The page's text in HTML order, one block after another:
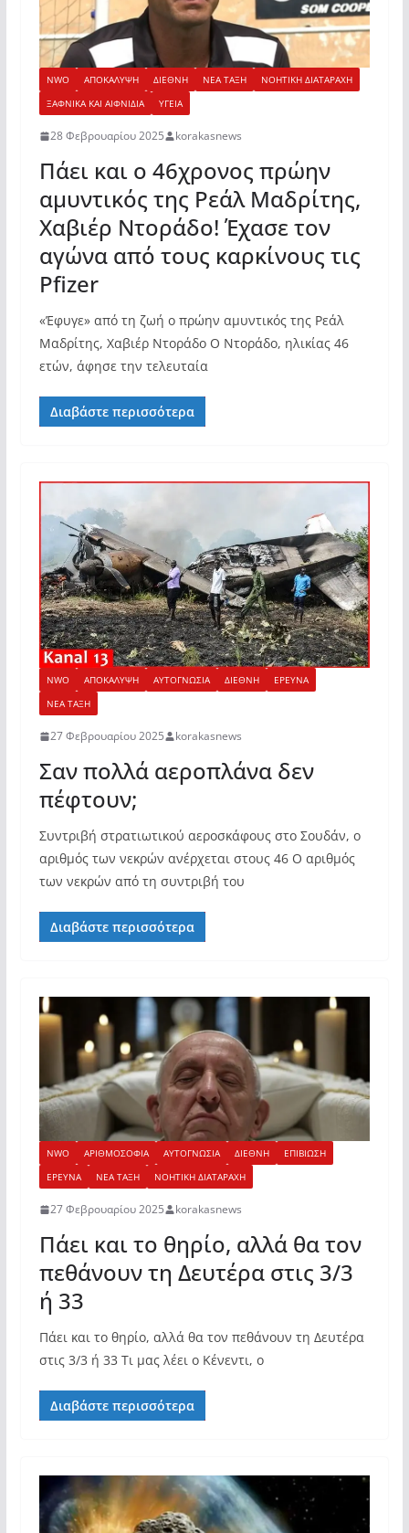
NWO ΑΠΟΚΑΛΥΨΗ ΔΙΕΘΝΗ ΝΕΑ ΤΑΞΗ
ΝΟΗΤΙΚΗ ΔΙΑΤΑΡΑΧΗ
ΞΑΦΝΙΚΑ ΚΑΙ ΑΙΦΝΙΔΙΑ
ΥΓΕΙΑ
28 Φεβρουαρίου 2025 korakasnews
Πάει και ο 46χρονος πρώην
αμυντικός της Ρεάλ Μαδρίτης,
Χαβιέρ Ντοράδο! Έχασε τον
αγώνα από τους καρκίνους τις
Pfizer
«Έφυγε» από τη ζωή ο πρώην αμυντικός της Ρεάλ
Μαδρίτης, Χαβιέρ Ντοράδο Ο Ντοράδο, ηλικίας 46
ετών, άφησε την τελευταία
Διαβάστε περισσότερα
NWO ΑΠΟΚΑΛΥΨΗ ΑΥΤΟΓΝΩΣΙΑ ΔΙΕΘΝΗ
ΕΡΕΥΝΑ
ΝΕΑ ΤΑΞΗ
27 Φεβρουαρίου 2025 korakasnews
Σαν πολλά αεροπλάνα δεν
πέφτουν;
Συντριβή στρατιωτικού αεροσκάφους στο Σουδάν, ο
αριθμός των νεκρών ανέρχεται στους 46 Ο αριθμός
των νεκρών από τη συντριβή του
Διαβάστε περισσότερα
NWO ΑΡΙΘΜΟΣΟΦΙΑ ΑΥΤΟΓΝΩΣΙΑ ΔΙΕΘΝΗ
ΕΠΙΒΙΩΣΗ
ΕΡΕΥΝΑ
ΝΕΑ ΤΑΞΗ ΝΟΗΤΙΚΗ ΔΙΑΤΑΡΑΧΗ
27 Φεβρουαρίου 2025 korakasnews
Πάει και το θηρίο, αλλά θα τον
πεθάνουν τη Δευτέρα στις 3/3
ή 33
Πάει και το θηρίο, αλλά θα τον πεθάνουν τη Δευτέρα
στις 3/3 ή 33 Τι μας λέει ο Κένεντι, ο
Διαβάστε περισσότερα